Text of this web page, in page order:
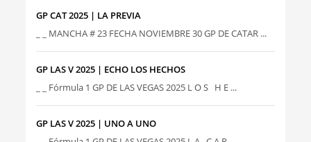
GP CAT 2025 | LA PREVIA
_ _ MANCHA # 23 FECHA NOVIEMBRE 30 GP DE CATAR ...
GP LAS V 2025 | ECHO LOS HECHOS
_ _ Fórmula 1 GP DE LAS VEGAS 2025 L O S H E ...
GP LAS V 2025 | UNO A UNO